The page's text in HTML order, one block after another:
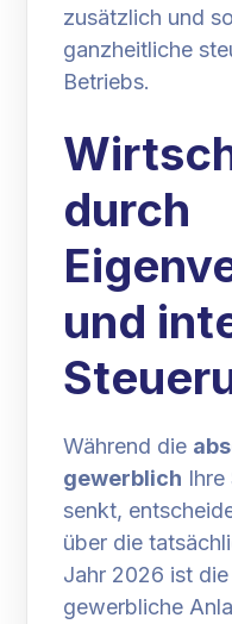
zusätzlich und
ganzheitliche
Betriebs.
durch
und
Während die
gewerblich
senkt,
über die
Jahr 2026 ist
gewerbliche